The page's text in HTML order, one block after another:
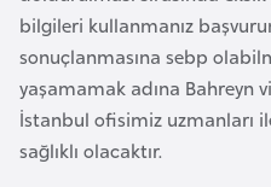
bilgileri kullanmanız
sonuçlanmasına sebp
yaşamamak adına Bahreyn
İstanbul ofisimiz uzmanları
sağlıklı olacaktır.
e
t
i
C